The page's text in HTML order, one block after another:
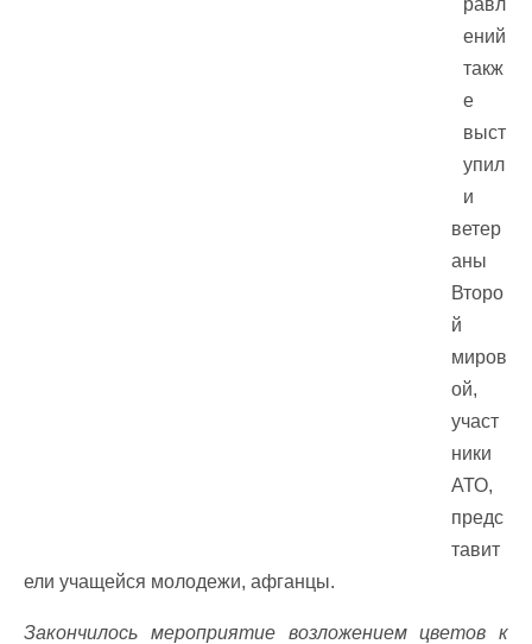
равл
ений
такж
е
выст
упил
и
ветер
аны
Второ
й
миров
ой,
участ
ники
АТО,
предс
тавит
ели учащейся молодежи, афганцы.
Закончилось мероприятие возложением цветов к